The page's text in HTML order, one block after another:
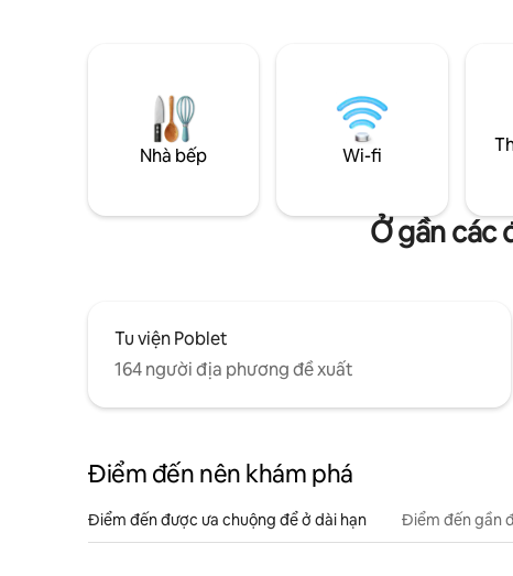
Nhà bếp Wi-fi
Ở gần các
Tu viện Poblet
164 người địa phương đề xuất
Điểm đến nên khám phá
Điểm đến được ưa chuộng để ở dài hạn Điểm đến gần